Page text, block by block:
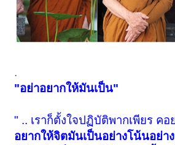
.
"อย่าอยากให้มันเป็น"
" .. เราก็ตั้งใจปฏิบัติพากเพียร คอ
อยากให้จิตมันเป็นอย่างโน้นอย่า